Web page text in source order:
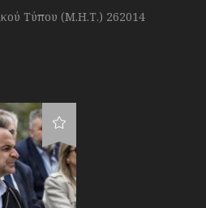
Τύπου (Μ.Η.Τ.) 262014